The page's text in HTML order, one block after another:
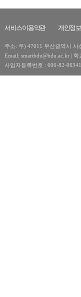
서비스이용약관 개인정
주소: 우) 47011 부산광역시 사
Email: smartbdu@bdu.ac.kr |
사업자등록번호 : 606-82-